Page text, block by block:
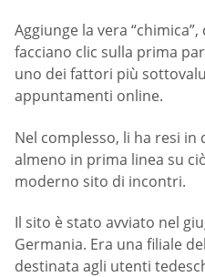
Aggiunge la vera
facciano clic sulla prima
uno dei fattori più
appuntamenti online.
Nel complesso, li ha resi
almeno in prima linea su
moderno sito di incontri.
Il sito è stato avviato nel
Germania. Era una filiale
destinata agli utenti